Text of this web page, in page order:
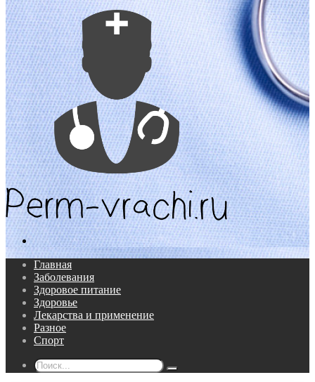
Поиск...
Главная
Заболевания
Здоровое питание
Здоровье
Лекарства и применение
Разное
Спорт
Поиск...